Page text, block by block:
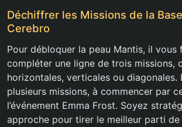
Déchiffrer les Missions de la
Cerebro
Pour débloquer la peau Mantis, il vous
compléter une ligne de trois missions,
horizontales, verticales ou diagonales.
plusieurs missions, à commencer par
l’événement Emma Frost. Soyez
approche pour tirer le meilleur parti de